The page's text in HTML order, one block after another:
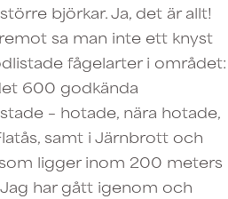
björkar. Ja, det är allt!
sa man inte ett knyst
fågelarter i området:
600 godkända
– hotade, nära hotade,
samt i Järnbrott och
ligger inom 200 meters
har gått igenom och